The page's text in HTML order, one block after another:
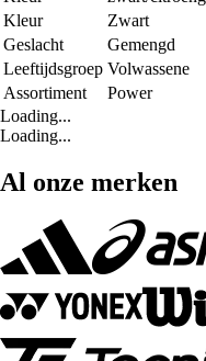
Kleur
Zwart
Geslacht
Gemengd
Leeftijdsgroep Volwassene
Assortiment
Power
Loading...
Loading...
Al onze merken